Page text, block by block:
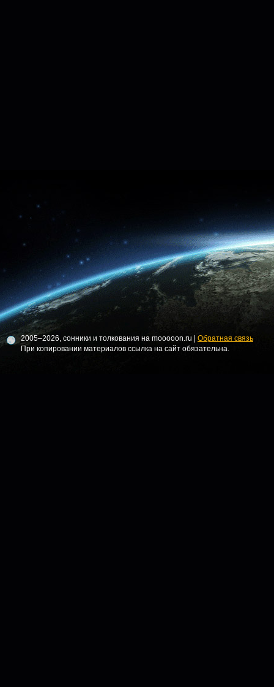
2005–2026, сонники и толкования на mooooon.ru | Обратная связь
При копировании материалов ссылка на сайт обязательна.